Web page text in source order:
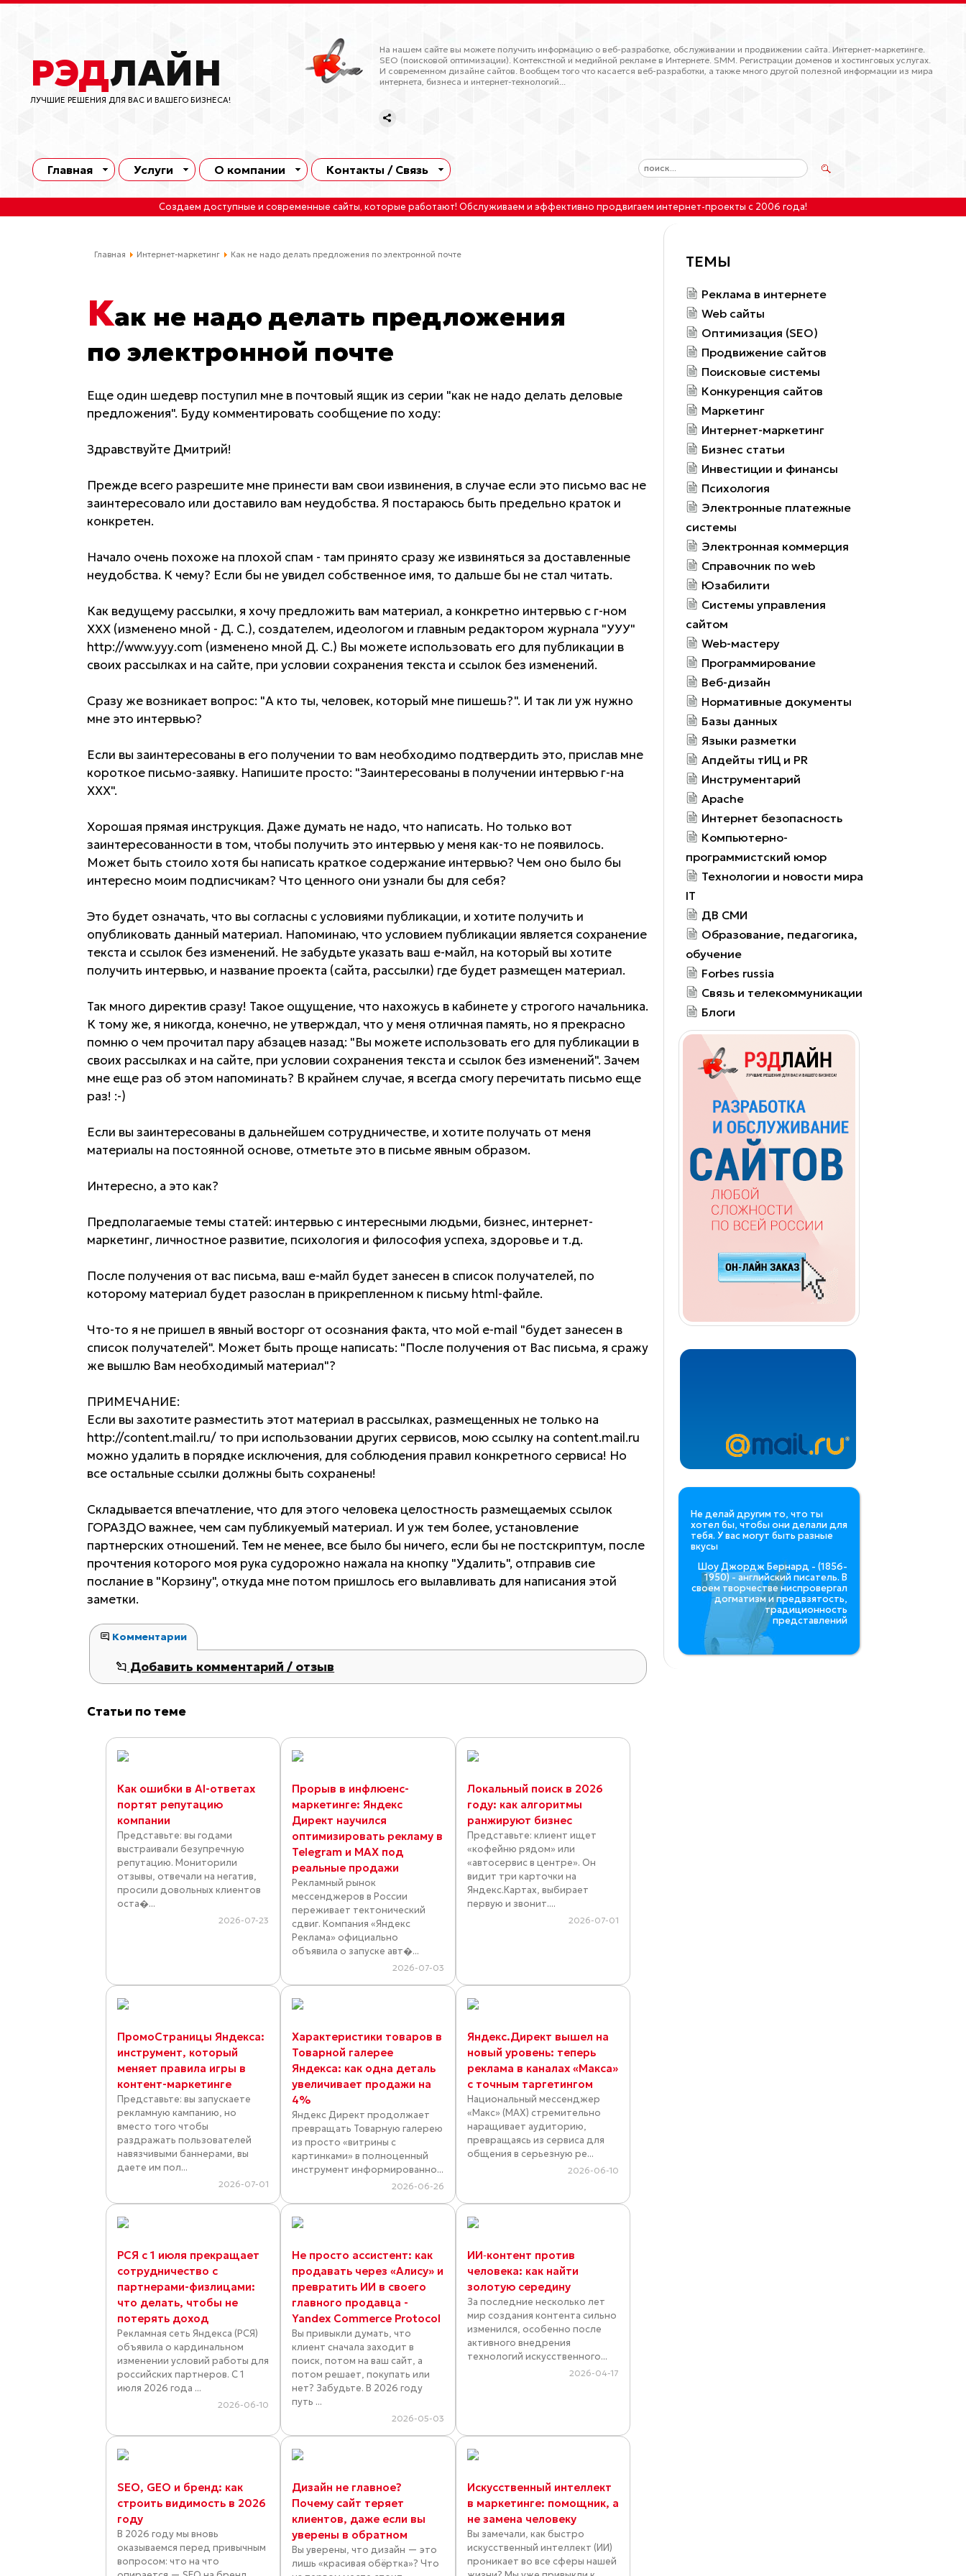
РЭДЛАЙН
ЛУЧШИЕ РЕШЕНИЯ ДЛЯ ВАС И ВАШЕГО БИЗНЕСА!
На нашем сайте вы можете получить информацию о веб-разработке, обслуживании и продвижении сайта. Интернет-маркетинге.
SEO (поисковой оптимизации). Контекстной и медийной рекламе в Интернете. SMM. Регистрации доменов и хостинговых услугах.
И современном дизайне сайтов. Вообщем того что касается веб-разработки, а также много другой полезной информации из мира
интернета, бизнеса и интернет-технологий...
Главная Услуги О компании Контакты / Связь
Создаем доступные и современные сайты, которые работают! Обслуживаем и эффективно продвигаем интернет-проекты с 2006 года!
Главная Интернет-маркетинг Как не надо делать предложения по электронной почте
Как не надо делать предложения
по электронной почте
Еще один шедевр поступил мне в почтовый ящик из серии "как не надо делать деловые
предложения". Буду комментировать сообщение по ходу:
Здравствуйте Дмитрий!
Прежде всего разрешите мне принести вам свои извинения, в случае если это письмо вас не
заинтересовало или доставило вам неудобства. Я постараюсь быть предельно краток и
конкретен.
Начало очень похоже на плохой спам - там принято сразу же извиняться за доставленные
неудобства. К чему? Если бы не увидел собственное имя, то дальше бы не стал читать.
Как ведущему рассылки, я хочу предложить вам материал, а конкретно интервью с г-ном
ХХХ (изменено мной - Д. С.), создателем, идеологом и главным редактором журнала "УУУ"
http://www.ууу.com (изменено мной Д. С.) Вы можете использовать его для публикации в
своих рассылках и на сайте, при условии сохранения текста и ссылок без изменений.
Сразу же возникает вопрос: "А кто ты, человек, который мне пишешь?". И так ли уж нужно
мне это интервью?
Если вы заинтересованы в его получении то вам необходимо подтвердить это, прислав мне
короткое письмо-заявку. Напишите просто: "Заинтересованы в получении интервью г-на
ХХХ".
Хорошая прямая инструкция. Даже думать не надо, что написать. Но только вот
заинтересованности в том, чтобы получить это интервью у меня как-то не появилось.
Может быть стоило хотя бы написать краткое содержание интервью? Чем оно было бы
интересно моим подписчикам? Что ценного они узнали бы для себя?
Это будет означать, что вы согласны с условиями публикации, и хотите получить и
опубликовать данный материал. Напоминаю, что условием публикации является сохранение
текста и ссылок без изменений. Не забудьте указать ваш е-майл, на который вы хотите
получить интервью, и название проекта (сайта, рассылки) где будет размещен материал.
Так много директив сразу! Такое ощущение, что нахожусь в кабинете у строгого начальника.
К тому же, я никогда, конечно, не утверждал, что у меня отличная память, но я прекрасно
помню о чем прочитал пару абзацев назад: "Вы можете использовать его для публикации в
своих рассылках и на сайте, при условии сохранения текста и ссылок без изменений". Зачем
мне еще раз об этом напоминать? В крайнем случае, я всегда смогу перечитать письмо еще
раз! :-)
Если вы заинтересованы в дальнейшем сотрудничестве, и хотите получать от меня
материалы на постоянной основе, отметьте это в письме явным образом.
Интересно, а это как?
Предполагаемые темы статей: интервью с интересными людьми, бизнес, интернет-
маркетинг, личностное развитие, психология и философия успеха, здоровье и т.д.
После получения от вас письма, ваш е-майл будет занесен в список получателей, по
которому материал будет разослан в прикрепленном к письму html-файле.
Что-то я не пришел в явный восторг от осознания факта, что мой e-mail "будет занесен в
список получателей". Может быть проще написать: "После получения от Вас письма, я сражу
же вышлю Вам необходимый материал"?
ПРИМЕЧАНИЕ:
Если вы захотите разместить этот материал в рассылках, размещенных не только на
http://content.mail.ru/ то при использовании других сервисов, мою ссылку на content.mail.ru
можно удалить в порядке исключения, для соблюдения правил конкретного сервиса! Но
все остальные ссылки должны быть сохранены!
Складывается впечатление, что для этого человека целостность размещаемых ссылок
ГОРАЗДО важнее, чем сам публикуемый материал. И уж тем более, установление
партнерских отношений. Тем не менее, все было бы ничего, если бы не постскриптум, после
прочтения которого моя рука судорожно нажала на кнопку "Удалить", отправив сие
послание в "Корзину", откуда мне потом пришлось его вылавливать для написания этой
заметки.
Комментарии
Добавить комментарий / отзыв
Статьи по теме
Как ошибки в AI-ответах
портят репутацию
компании
Представьте: вы годами
выстраивали безупречную
репутацию. Мониторили
отзывы, отвечали на негатив,
просили довольных клиентов
оста�...
2026-07-23
Прорыв в инфлюенс-
маркетинге: Яндекс
Директ научился
оптимизировать рекламу в
Telegram и MAX под
реальные продажи
Рекламный рынок
мессенджеров в России
переживает тектонический
сдвиг. Компания «Яндекс
Реклама» официально
объявила о запуске авт�...
2026-07-03
Локальный поиск в 2026
году: как алгоритмы
ранжируют бизнес
Представьте: клиент ищет
«кофейню рядом» или
«автосервис в центре». Он
видит три карточки на
Яндекс.Картах, выбирает
первую и звонит....
2026-07-01
ПромоСтраницы Яндекса:
инструмент, который
меняет правила игры в
контент-маркетинге
Представьте: вы запускаете
рекламную кампанию, но
вместо того чтобы
раздражать пользователей
навязчивыми баннерами, вы
даете им пол...
2026-07-01
Характеристики товаров в
Товарной галерее
Яндекса: как одна деталь
увеличивает продажи на
4%
Яндекс Директ продолжает
превращать Товарную галерею
из просто «витрины с
картинками» в полноценный
инструмент информированно...
2026-06-26
Яндекс.Директ вышел на
новый уровень: теперь
реклама в каналах «Макса»
с точным таргетингом
Национальный мессенджер
«Макс» (MAX) стремительно
наращивает аудиторию,
превращаясь из сервиса для
общения в серьезную ре...
2026-06-10
РСЯ с 1 июля прекращает
сотрудничество с
партнерами-физлицами:
что делать, чтобы не
потерять доход
Рекламная сеть Яндекса (РСЯ)
объявила о кардинальном
изменении условий работы для
российских партнеров. С 1
июля 2026 года ...
2026-06-10
Не просто ассистент: как
продавать через «Алису» и
превратить ИИ в своего
главного продавца -
Yandex Commerce Protocol
Вы привыкли думать, что
клиент сначала заходит в
поиск, потом на ваш сайт, а
потом решает, покупать или
нет? Забудьте. В 2026 году
путь ...
2026-05-03
ИИ‑контент против
человека: как найти
золотую середину
За последние несколько лет
мир создания контента сильно
изменился, особенно после
активного внедрения
технологий искусственного...
2026-04-17
SEO, GEO и бренд: как
строить видимость в 2026
году
В 2026 году мы вновь
оказываемся перед привычным
вопросом: что на что
Дизайн не главное?
Почему сайт теряет
клиентов, даже если вы
уверены в обратном
Вы уверены, что дизайн — это
лишь «красивая обёртка»? Что
Искусственный интеллект
в маркетинге: помощник, а
не замена человеку
Вы замечали, как быстро
искусственный интеллект (ИИ)
проникает во все сферы нашей
ТЕМЫ
Реклама в интернете
Web сайты
Оптимизация (SEO)
Продвижение сайтов
Поисковые системы
Конкуренция сайтов
Маркетинг
Интернет-маркетинг
Бизнес статьи
Инвестиции и финансы
Психология
Электронные платежные
системы
Электронная коммерция
Справочник по web
Юзабилити
Системы управления
сайтом
Web-мастеру
Программирование
Веб-дизайн
Нормативные документы
Базы данных
Языки разметки
Апдейты тИЦ и PR
Инструментарий
Apache
Интернет безопасность
Компьютерно-
программистский юмор
Технологии и новости мира
IT
ДВ СМИ
Образование, педагогика,
обучение
Forbes russia
Связь и телекоммуникации
Блоги
Не делай другим то, что ты
хотел бы, чтобы они делали для
тебя. У вас могут быть разные
вкусы
Шоу Джордж Бернард - (1856-
1950) - английский писатель. В
своем творчестве ниспровергал
догматизм и предвзятость,
традиционность
представлений